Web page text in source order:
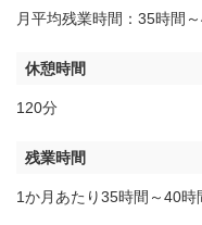
月平均残業時間：35時間
休憩時間
120分
残業時間
1か月あたり35時間～40時